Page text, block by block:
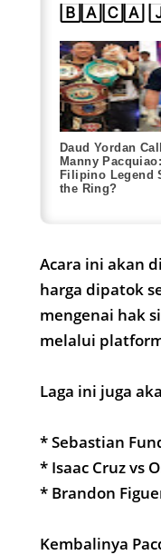
🄱🄰🄲🄰
Daud Yordan
Manny
Filipino Legend
the Ring?
Acara ini akan
harga dipatok
mengenai hak
melalui
Laga ini juga
* Sebastian
* Isaac Cruz vs
* Brandon
Kembalinya